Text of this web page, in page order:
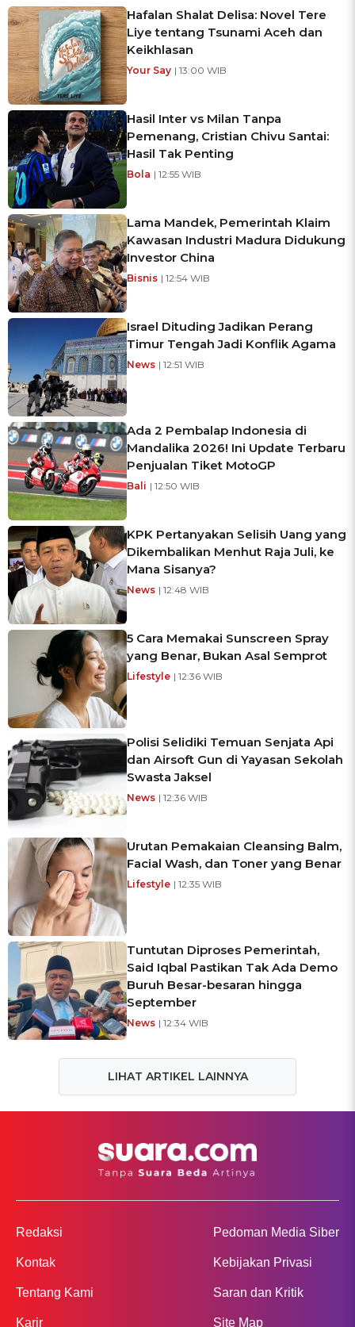
Hafalan Shalat Delisa: Novel Tere
Liye tentang Tsunami Aceh dan
Keikhlasan
Your Say | 13:00 WIB
Hasil Inter vs Milan Tanpa
Pemenang, Cristian Chivu Santai:
Hasil Tak Penting
Bola | 12:55 WIB
Lama Mandek, Pemerintah Klaim
Kawasan Industri Madura Didukung
Investor China
Bisnis | 12:54 WIB
Israel Dituding Jadikan Perang
Timur Tengah Jadi Konflik Agama
News | 12:51 WIB
Ada 2 Pembalap Indonesia di
Mandalika 2026! Ini Update Terbaru
Penjualan Tiket MotoGP
Bali | 12:50 WIB
KPK Pertanyakan Selisih Uang yang
Dikembalikan Menhut Raja Juli, ke
Mana Sisanya?
News | 12:48 WIB
5 Cara Memakai Sunscreen Spray
yang Benar, Bukan Asal Semprot
Lifestyle | 12:36 WIB
Polisi Selidiki Temuan Senjata Api
dan Airsoft Gun di Yayasan Sekolah
Swasta Jaksel
News | 12:36 WIB
Urutan Pemakaian Cleansing Balm,
Facial Wash, dan Toner yang Benar
Lifestyle | 12:35 WIB
Tuntutan Diproses Pemerintah,
Said Iqbal Pastikan Tak Ada Demo
Buruh Besar-besaran hingga
September
News | 12:34 WIB
LIHAT ARTIKEL LAINNYA
Redaksi
Kontak
Tentang Kami
Karir
Pedoman Media Siber
Kebijakan Privasi
Saran dan Kritik
Site Map